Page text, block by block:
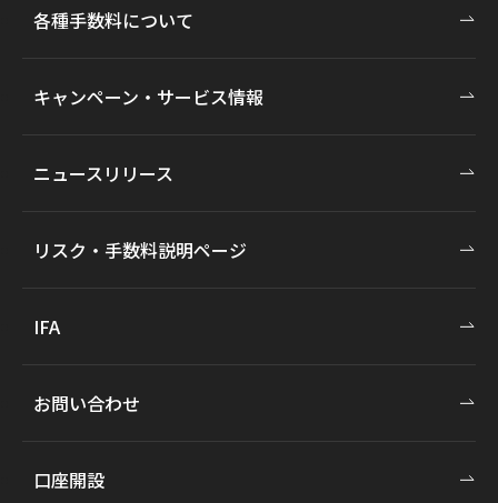
各種手数料について
キャンペーン・サービス情報
ニュースリリース
リスク・手数料説明ページ
IFA
お問い合わせ
口座開設